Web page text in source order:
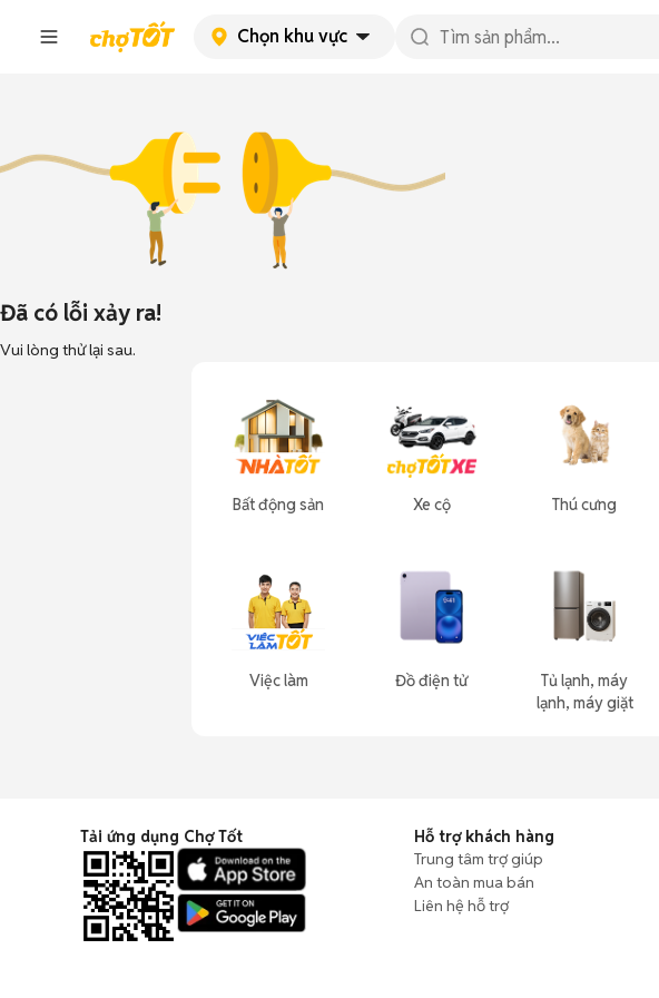
Chọn khu vực
Đã có lỗi xảy ra!
Vui lòng thử lại sau.
Bất động sản
Việc làm
Xe cộ
Đồ điện tử
Thú cưng
Tủ lạnh, máy
lạnh, máy giặt
Tải ứng dụng Chợ Tốt
Hỗ trợ khách hàng
Trung tâm trợ giúp
An toàn mua bán
Liên hệ hỗ trợ